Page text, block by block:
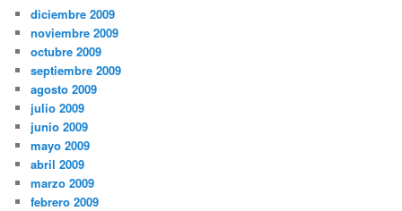
diciembre 2009
noviembre 2009
octubre 2009
septiembre 2009
agosto 2009
julio 2009
junio 2009
mayo 2009
abril 2009
marzo 2009
febrero 2009